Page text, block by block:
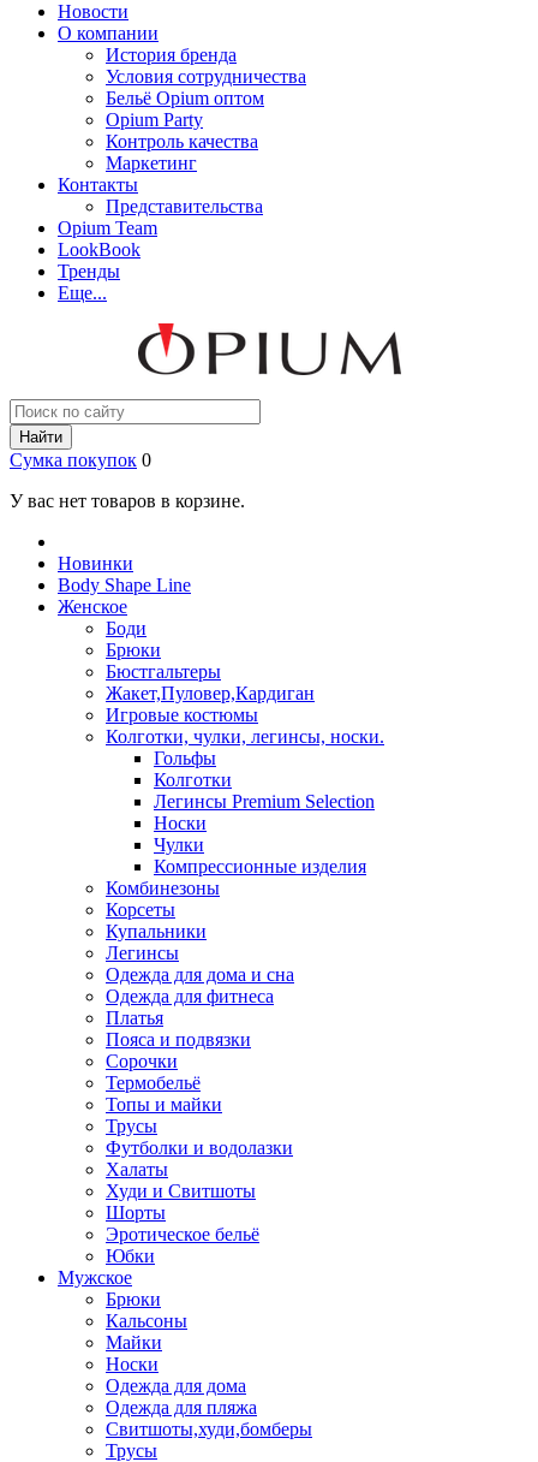
Новости
О компании
История бренда
Условия сотрудничества
Бельё Opium оптом
Opium Party
Контроль качества
Маркетинг
Контакты
Представительства
Opium Team
LookBook
Тренды
Еще...
Найти
Сумка покупок 0
У вас нет товаров в корзине.
Новинки
Body Shape Line
Женское
Боди
Брюки
Бюстгальтеры
Жакет,Пуловер,Кардиган
Игровые костюмы
Колготки, чулки, легинсы, носки.
Гольфы
Колготки
Легинсы Premium Selection
Носки
Чулки
Компрессионные изделия
Комбинезоны
Корсеты
Купальники
Легинсы
Одежда для дома и сна
Одежда для фитнеса
Платья
Пояса и подвязки
Сорочки
Термобельё
Топы и майки
Трусы
Футболки и водолазки
Халаты
Худи и Свитшоты
Шорты
Эротическое бельё
Юбки
Мужское
Брюки
Кальсоны
Майки
Носки
Одежда для дома
Одежда для пляжа
Свитшоты,худи,бомберы
Трусы